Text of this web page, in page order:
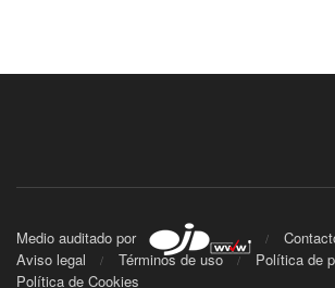
Medio auditado por
Aviso legal
Términos de uso
Política de
Política de Cookies